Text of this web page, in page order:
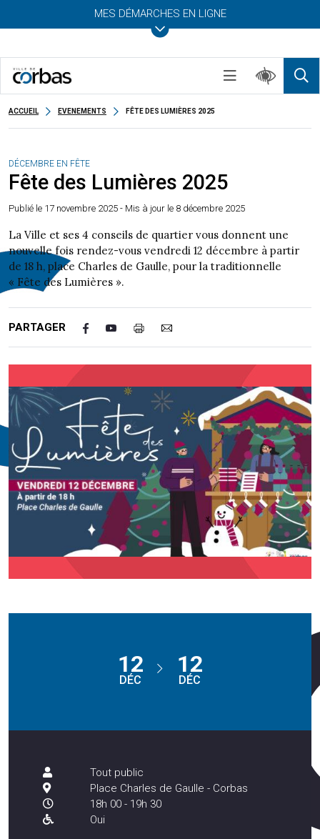
MES DÉMARCHES EN LIGNE
ACCUEIL EVENEMENTS FÊTE DES LUMIÈRES 2025
DÉCEMBRE EN FÊTE
Fête des Lumières 2025
Publié le 17 novembre 2025 - Mis à jour le 8 décembre 2025
La Ville et ses 4 conseils de quartier vous donnent une
nouvelle fois rendez-vous vendredi 12 décembre à partir
de 18 h, place Charles de Gaulle, pour la traditionnelle
« Fête des Lumières ».
PARTAGER
12
DÉC
12
DÉC
Tout public
Place Charles de Gaulle - Corbas
18h 00 - 19h 30
Oui